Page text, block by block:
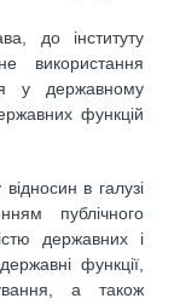
до інституту
використання
у державному
функцій
в галузі
публічного
державних і
функції,
а також